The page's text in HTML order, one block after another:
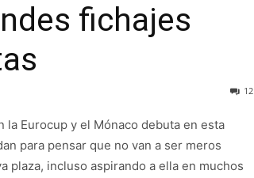
fichajes
12
la Eurocup y el Mónaco debuta en esta
para pensar que no van a ser meros
plaza, incluso aspirando a ella en muchos